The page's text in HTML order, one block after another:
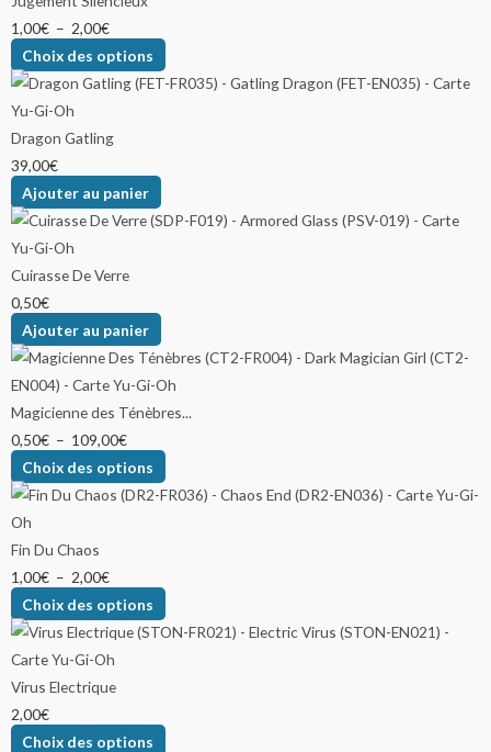
1,00€ – 2,00€
Choix des options
Dragon Gatling
39,00€
Ajouter au panier
Cuirasse De Verre
0,50€
Ajouter au panier
Magicienne des Ténèbres...
0,50€ – 109,00€
Choix des options
Fin Du Chaos
1,00€ – 2,00€
Choix des options
Virus Electrique
2,00€
Choix des options